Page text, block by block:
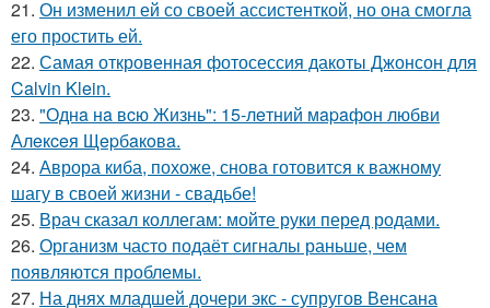
21. Он изменил ей со своей ассистенткой, но она смогла
его простить ей.
22. Самая откровенная фотосессия дакоты Джонсон для
Calvin Klein.
23. "Однa нa вcю Жизнь": 15-лeтний мapaфoн любви
Алeкceя Щepбaкoвa.
24. Аврора киба, похоже, снова готовится к важному
шагу в своей жизни - свадьбе!
25. Врач сказал коллегам: мойте руки перед родами.
26. Организм часто подаёт сигналы раньше, чем
появляются проблемы.
27. На днях младшей дочери экс - супругов Венсана